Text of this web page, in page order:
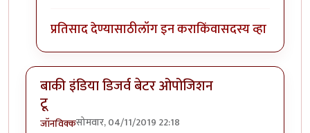
प्रतिसाद देण्यासाठीलॉग इन कराकिंवासदस्य व्हा
बाकी इंडिया डिजर्व बेटर ओपोजिशन
टू
जॉनविक्कसोमवार, 04/11/2019 22:18